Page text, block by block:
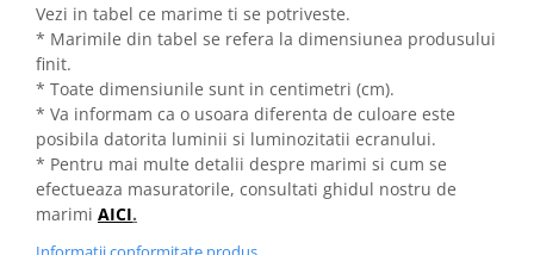
Vezi in tabel ce marime ti se potriveste.
* Marimile din tabel se refera la dimensiunea produsului
finit.
* Toate dimensiunile sunt in centimetri (cm).
* Va informam ca o usoara diferenta de culoare este
posibila datorita luminii si luminozitatii ecranului.
* Pentru mai multe detalii despre marimi si cum se
efectueaza masuratorile, consultati ghidul nostru de
marimi AICI.